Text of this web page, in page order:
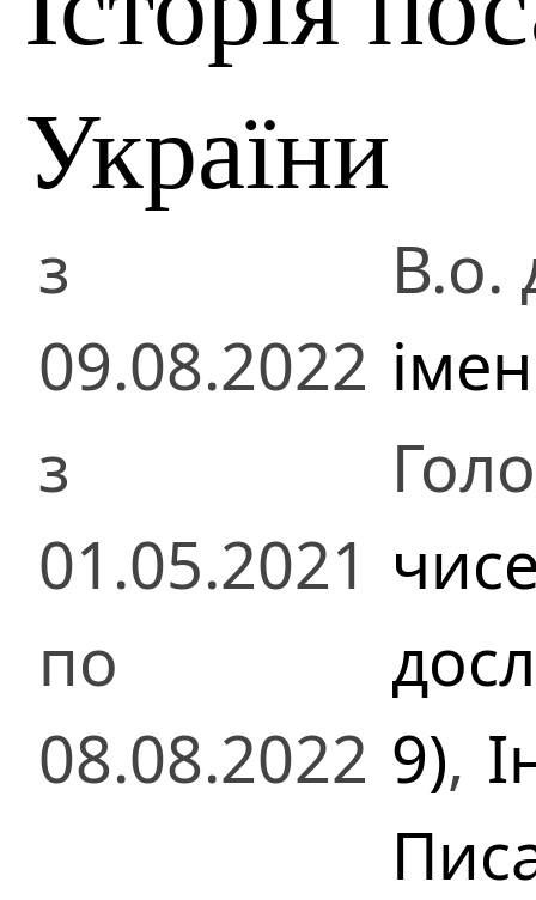
України
з
09.08.2022
В.о.
з
01.05.2021
по
08.08.2022 9),